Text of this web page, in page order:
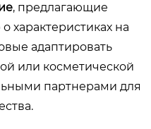
, предлагающие
на
адаптировать
или косметической
партнерами для